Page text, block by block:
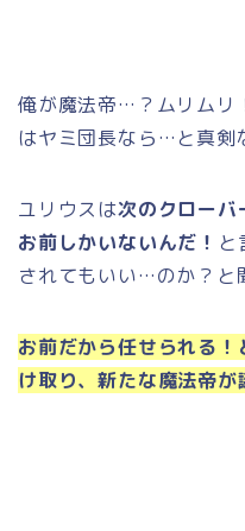
俺が魔法帝…？ムリムリ
はヤミ団長なら…と真剣
ユリウスは次のクローバ
お前しかいないんだ！ と
されてもいい…のか？と
お前だから任せられる
け取り、新たな魔法帝が